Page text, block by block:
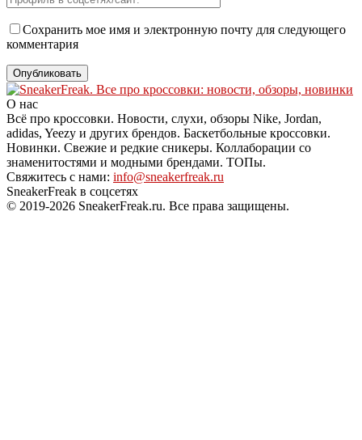
Сохранить мое имя и электронную почту для следующего
комментария
О нас
Всё про кроссовки. Новости, слухи, обзоры Nike, Jordan,
adidas, Yeezy и других брендов. Баскетбольные кроссовки.
Новинки. Свежие и редкие сникеры. Коллаборации со
знаменитостями и модными брендами. ТОПы.
Свяжитесь с нами: info@sneakerfreak.ru
SneakerFreak в соцсетях
© 2019-2026 SneakerFreak.ru. Все права защищены.